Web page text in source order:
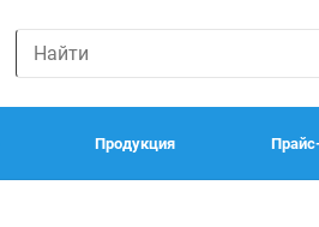
Продукция